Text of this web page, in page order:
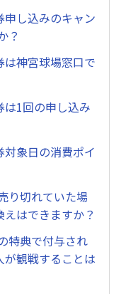
申し込みのキャン
？
は神宮球場窓口で
は1回の申し込み
対象日の消費ポイ
り切れていた場
えはできますか？
特典で付与され
が観戦することは